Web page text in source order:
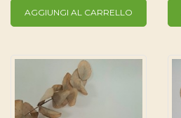
AGGIUNGI AL CARRELLO